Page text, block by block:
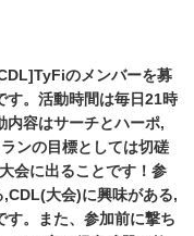
のメンバーを募
す。活動時間は毎日21時
内容はサーチとハーポ,
ンの目標としては切磋
会に出ることです！参
大会)に興味がある,
す。また、参加前に撃ち